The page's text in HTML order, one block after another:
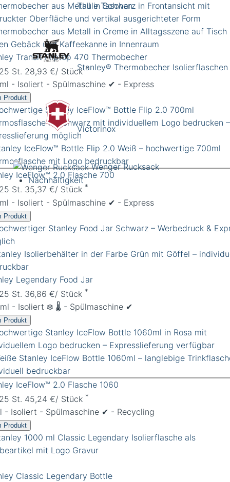
Thule Taschen
Stanley® Thermobecher Isolierflaschen
Victorinox
Wenger Rucksack
Nachhaltigkeit
Transit Fliptop 470 Thermobecher
St. 28,93 €/ Stück*
- Isoliert - Spülmaschine ✔︎ - Express
Produkt
IceFlow™ 2.0 Flasche 700
St. 35,37 €/ Stück *
- Isoliert - Spülmaschine ✔︎ - Express
Produkt
Legendary Food Jar
St. 36,86 €/ Stück *
- Isoliert ❄️ 🌡️ - Spülmaschine ✔︎
Produkt
IceFlow™ 2.0 Flasche 1060
St. 45,24 €/ Stück *
- Isoliert - Spülmaschine ✔︎ - Recycling
Produkt
Classic Legendary Bottle